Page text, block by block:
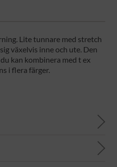
Lite tunnare med stretch
växelvis inne och ute. Den
kan kombinera med t ex
i flera färger.